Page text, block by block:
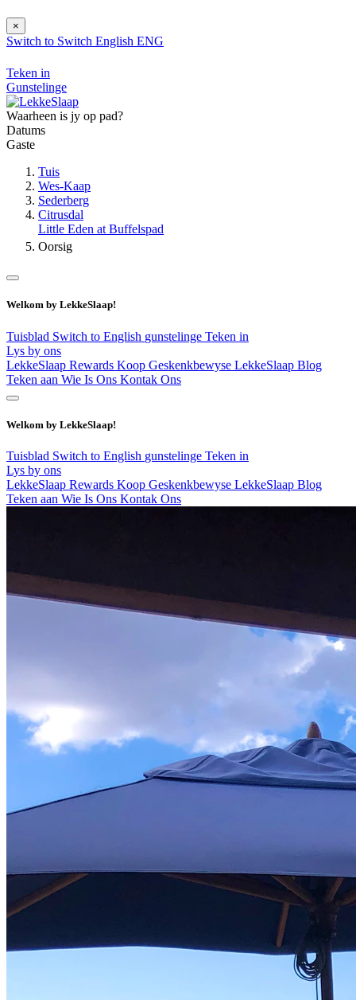
×
Switch to Switch English ENG
Teken in
Gunstelinge
Waarheen is jy op pad?
Datums
Gaste
Tuis
Wes-Kaap
Sederberg
Citrusdal
Little Eden at Buffelspad
Oorsig
Welkom by LekkeSlaap!
Tuisblad Switch to English gunstelinge Teken in
Lys by ons
LekkeSlaap Rewards Koop Geskenkbewyse LekkeSlaap Blog
Teken aan Wie Is Ons Kontak Ons
Welkom by LekkeSlaap!
Tuisblad Switch to English gunstelinge Teken in
Lys by ons
LekkeSlaap Rewards Koop Geskenkbewyse LekkeSlaap Blog
Teken aan Wie Is Ons Kontak Ons